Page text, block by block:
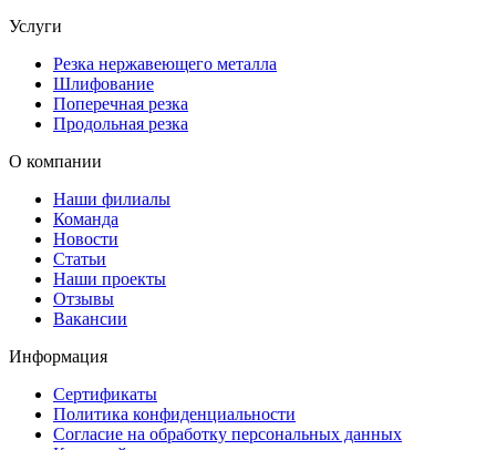
Услуги
Резка нержавеющего металла
Шлифование
Поперечная резка
Продольная резка
О компании
Наши филиалы
Команда
Новости
Статьи
Наши проекты
Отзывы
Вакансии
Информация
Сертификаты
Политика конфиденциальности
Согласие на обработку персональных данных